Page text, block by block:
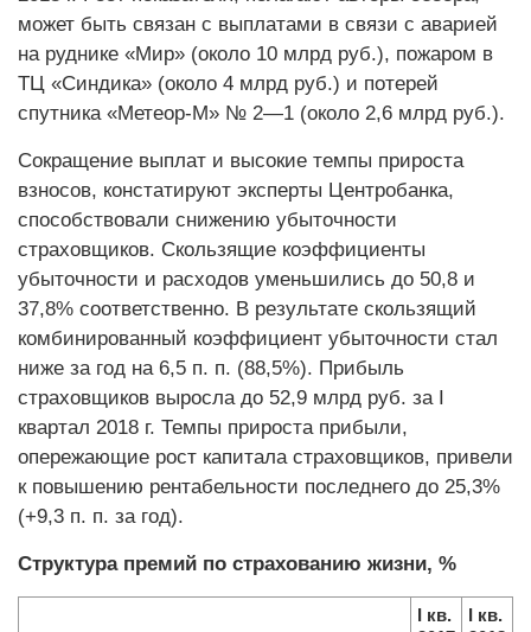
может быть связан с выплатами в связи с аварией
на руднике «Мир» (около 10 млрд руб.), пожаром в
ТЦ «Синдика» (около 4 млрд руб.) и потерей
спутника «Метеор-М» № 2—1 (около 2,6 млрд руб.).
Сокращение выплат и высокие темпы прироста
взносов, констатируют эксперты Центробанка,
способствовали снижению убыточности
страховщиков. Скользящие коэффициенты
убыточности и расходов уменьшились до 50,8 и
37,8% соответственно. В результате скользящий
комбинированный коэффициент убыточности стал
ниже за год на 6,5 п. п. (88,5%). Прибыль
страховщиков выросла до 52,9 млрд руб. за I
квартал 2018 г. Темпы прироста прибыли,
опережающие рост капитала страховщиков, привели
к повышению рентабельности последнего до 25,3%
(+9,3 п. п. за год).
Структура премий по страхованию жизни, %
I кв.
I кв.